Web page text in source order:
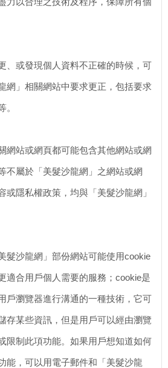
、或發現個人資料不正確的時候，可
網」相關網站中要求更正，包括要求
。
網站或網頁都可能包含其他網站或網
不屬於「美髮沙龍網」之網站或網
或隱私權政策，均與「美髮沙龍網」
髮沙龍網」部份網站可能使用cookie
適合用戶個人需要的服務；cookie是
戶瀏覽器進行溝通的一種技術，它可
存某些資訊，但是用戶可以經由瀏覽
限制此項功能。如果用戶想知道如何
能，可以用電子郵件和「美髮沙龍